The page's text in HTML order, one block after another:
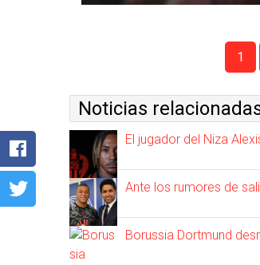
1
Noticias
El jugador del Niza
Ante los rumores de
Borussia Dortmund